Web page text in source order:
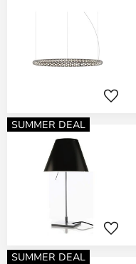
SUMMER DEAL
SUMMER DEAL